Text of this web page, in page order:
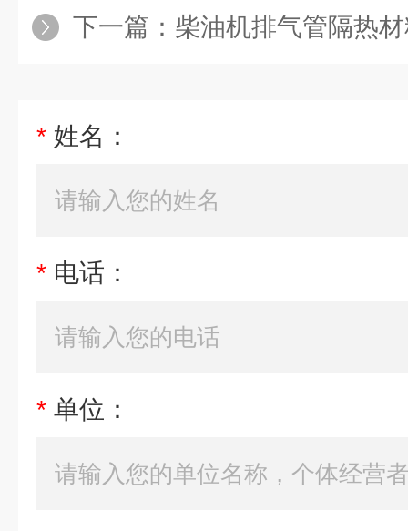
下一篇： 柴油机排气管隔热材料/排气管隔
* 姓名：
* 电话：
* 单位：